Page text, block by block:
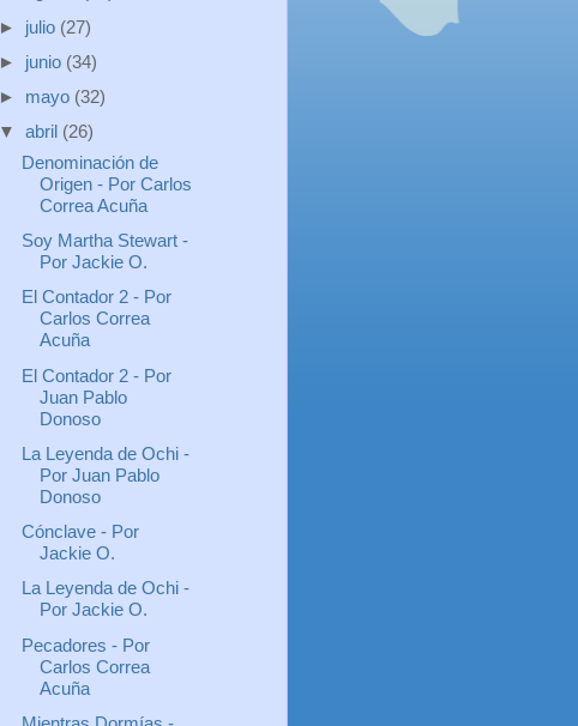
► julio (27)
► junio (34)
► mayo (32)
▼ abril (26)
Denominación de
Origen - Por Carlos
Correa Acuña
Soy Martha Stewart -
Por Jackie O.
El Contador 2 - Por
Carlos Correa
Acuña
El Contador 2 - Por
Juan Pablo
Donoso
La Leyenda de Ochi -
Por Juan Pablo
Donoso
Cónclave - Por
Jackie O.
La Leyenda de Ochi -
Por Jackie O.
Pecadores - Por
Carlos Correa
Acuña